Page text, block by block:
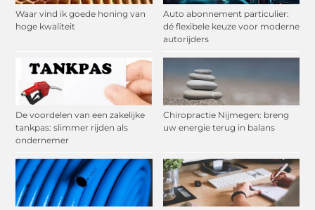
Waar vind ik goede honing van
hoge kwaliteit
Auto abonnement particulier:
dé flexibele keuze voor moderne
autorijders
De voordelen van een zakelijke
tankpas: slimmer rijden als
ondernemer
Chiropractie Nijmegen: breng
uw energie terug in balans